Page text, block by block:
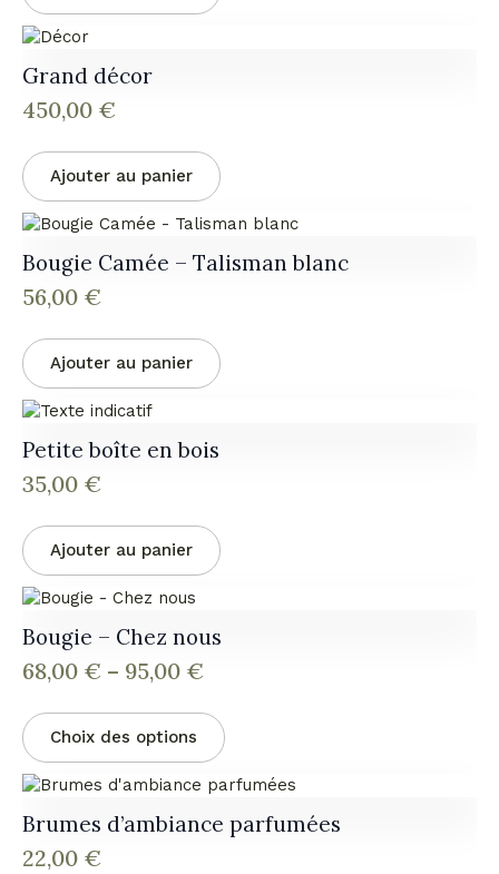
Grand décor
450,00 €
Ajouter au panier
Bougie Camée – Talisman blanc
56,00 €
Ajouter au panier
Petite boîte en bois
35,00 €
Ajouter au panier
Bougie – Chez nous
68,00 € – 95,00 €
Plage
de
prix :
68,00 €
à
95,00 €
Choix des options
Ce
produit
a
plusieurs
variations.
options
Brumes d’ambiance parfumées
22,00 €